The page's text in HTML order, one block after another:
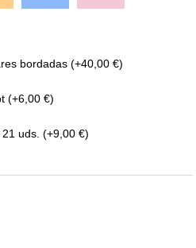
bordadas (+40,00 €)
(+6,00 €)
uds. (+9,00 €)